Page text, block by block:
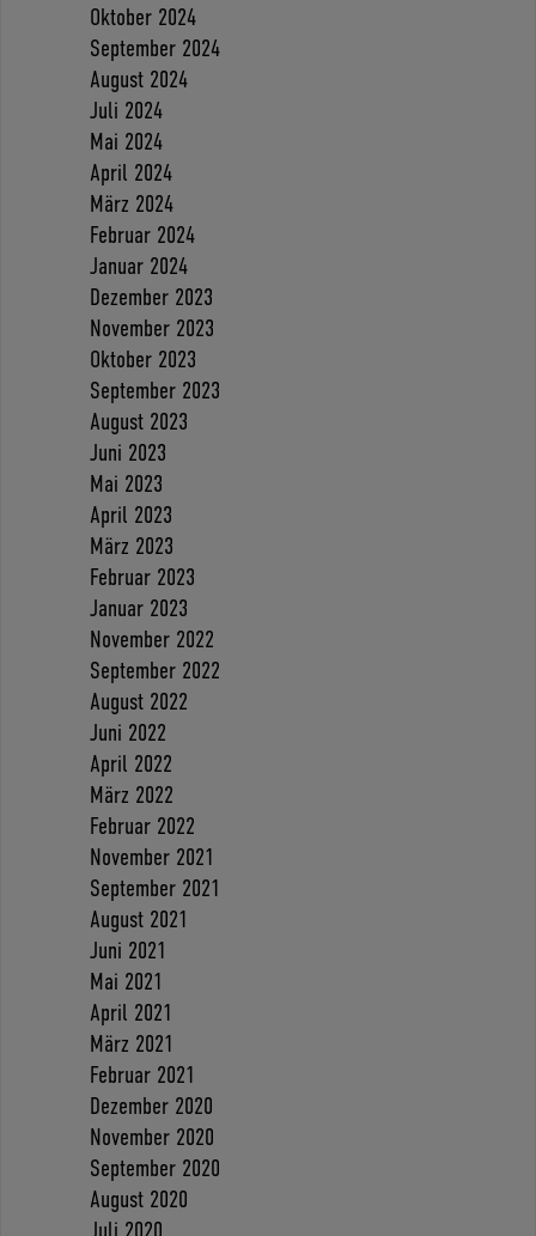
Oktober 2024
September 2024
August 2024
Juli 2024
Mai 2024
April 2024
März 2024
Februar 2024
Januar 2024
Dezember 2023
November 2023
Oktober 2023
September 2023
August 2023
Juni 2023
Mai 2023
April 2023
März 2023
Februar 2023
Januar 2023
November 2022
September 2022
August 2022
Juni 2022
April 2022
März 2022
Februar 2022
November 2021
September 2021
August 2021
Juni 2021
Mai 2021
April 2021
März 2021
Februar 2021
Dezember 2020
November 2020
September 2020
August 2020
Juli 2020